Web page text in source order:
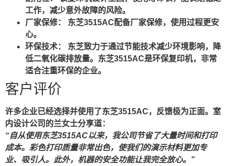
工作，减少意外故障的风险。
厂家保修： 东芝3515AC配备厂家保修，使用过程更安
心。
环保技术： 东芝致力于通过节能技术减少环境影响，降
低二氧化碳排放量。东芝3515AC是环保复印机，非常
适合注重环保的企业。
客户评价
许多企业已经选择并使用了东芝3515AC，反馈极为正面。室
内设计公司的兰女士分享道：
“自从使用东芝3515AC以来，我公司节省了大量时间和打印
成本。彩色打印质量非常出色，使我们的演示材料更加专
业、吸引人。此外，机器的安全功能让我完全放心。”